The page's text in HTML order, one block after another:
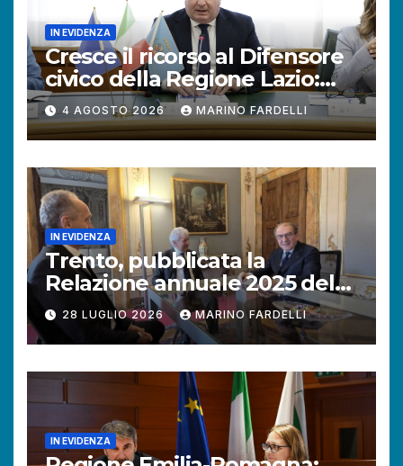
IN EVIDENZA
Cresce il ricorso al Difensore
civico della Regione Lazio:
+121% di istanze rispetto al
2025.
4 AGOSTO 2026 MARINO FARDELLI
IN EVIDENZA
Trento, pubblicata la
Relazione annuale 2025 del
Difensore civico della
Provincia autonoma.
28 LUGLIO 2026 MARINO FARDELLI
IN EVIDENZA